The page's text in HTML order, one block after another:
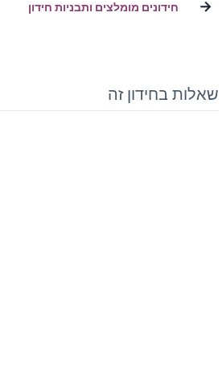
→ חידונים מומלצים ותבניות חידון
שאלות בחידון זה